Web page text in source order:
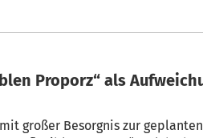
großer Besorgnis zur geplanten